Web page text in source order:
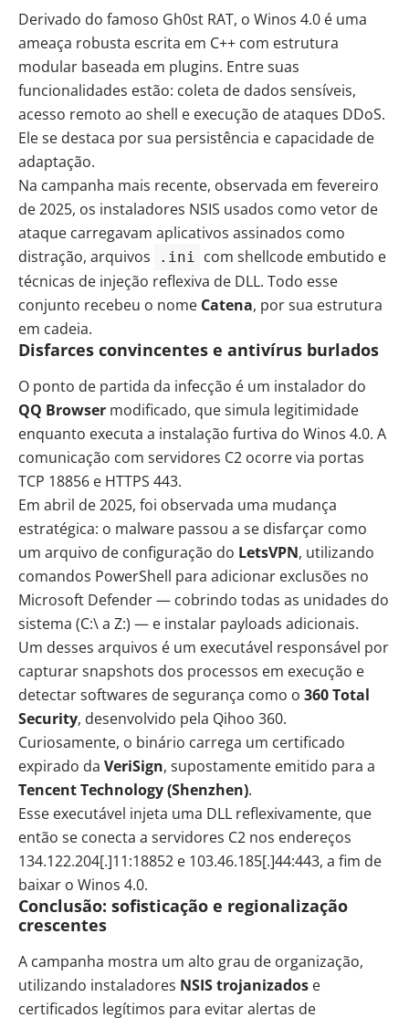
Derivado do famoso Gh0st RAT, o Winos 4.0 é uma
ameaça robusta escrita em C++ com estrutura
modular baseada em plugins. Entre suas
funcionalidades estão: coleta de dados sensíveis,
acesso remoto ao shell e execução de ataques DDoS.
Ele se destaca por sua persistência e capacidade de
adaptação.
Na campanha mais recente, observada em fevereiro
de 2025, os instaladores NSIS usados como vetor de
ataque carregavam aplicativos assinados como
distração, arquivos
.ini com shellcode embutido e
técnicas de injeção reflexiva de DLL. Todo esse
conjunto recebeu o nome Catena, por sua estrutura
em cadeia.
Disfarces convincentes e antivírus burlados
O ponto de partida da infecção é um instalador do
QQ Browser modificado, que simula legitimidade
enquanto executa a instalação furtiva do Winos 4.0. A
comunicação com servidores C2 ocorre via portas
TCP 18856 e HTTPS 443.
Em abril de 2025, foi observada uma mudança
estratégica: o malware passou a se disfarçar como
um arquivo de configuração do LetsVPN, utilizando
comandos PowerShell para adicionar exclusões no
Microsoft Defender — cobrindo todas as unidades do
sistema (C:\ a Z:) — e instalar payloads adicionais.
Um desses arquivos é um executável responsável por
capturar snapshots dos processos em execução e
detectar softwares de segurança como o 360 Total
Security, desenvolvido pela Qihoo 360.
Curiosamente, o binário carrega um certificado
expirado da VeriSign, supostamente emitido para a
Tencent Technology (Shenzhen).
Esse executável injeta uma DLL reflexivamente, que
então se conecta a servidores C2 nos endereços
134.122.204[.]11:18852 e 103.46.185[.]44:443, a fim de
baixar o Winos 4.0.
Conclusão: sofisticação e regionalização
crescentes
A campanha mostra um alto grau de organização,
utilizando instaladores NSIS trojanizados e
certificados legítimos para evitar alertas de